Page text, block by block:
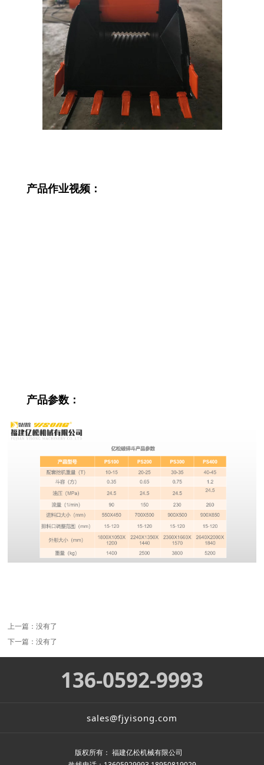
产品作业视频：
产品参数：
上一篇：没有了
下一篇：没有了
136-0592-9993
sales@fjyisong.com
版权所有： 福建亿松机械有限公司